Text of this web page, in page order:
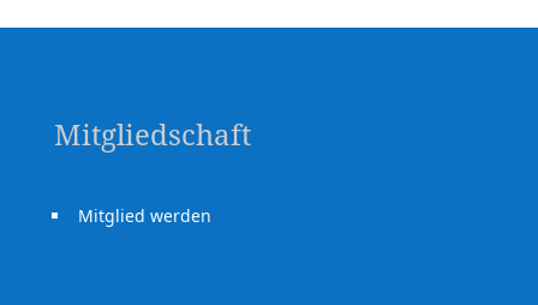
Mitgliedschaft
Mitglied werden